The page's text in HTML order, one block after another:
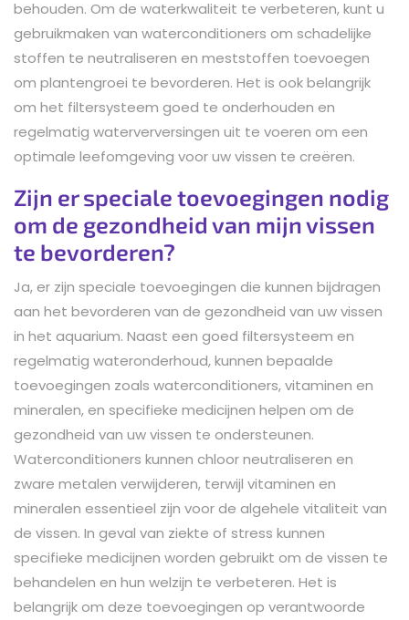
behouden. Om de waterkwaliteit te verbeteren, kunt u
gebruikmaken van waterconditioners om schadelijke
stoffen te neutraliseren en meststoffen toevoegen
om plantengroei te bevorderen. Het is ook belangrijk
om het filtersysteem goed te onderhouden en
regelmatig waterverversingen uit te voeren om een
optimale leefomgeving voor uw vissen te creëren.
Zijn er speciale toevoegingen nodig
om de gezondheid van mijn vissen
te bevorderen?
Ja, er zijn speciale toevoegingen die kunnen bijdragen
aan het bevorderen van de gezondheid van uw vissen
in het aquarium. Naast een goed filtersysteem en
regelmatig wateronderhoud, kunnen bepaalde
toevoegingen zoals waterconditioners, vitaminen en
mineralen, en specifieke medicijnen helpen om de
gezondheid van uw vissen te ondersteunen.
Waterconditioners kunnen chloor neutraliseren en
zware metalen verwijderen, terwijl vitaminen en
mineralen essentieel zijn voor de algehele vitaliteit van
de vissen. In geval van ziekte of stress kunnen
specifieke medicijnen worden gebruikt om de vissen te
behandelen en hun welzijn te verbeteren. Het is
belangrijk om deze toevoegingen op verantwoorde